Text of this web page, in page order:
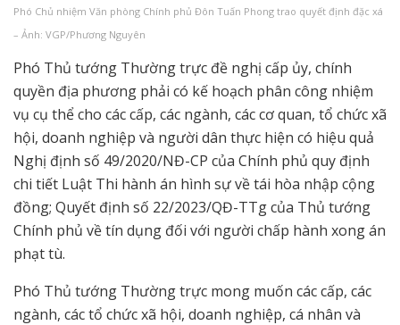
Phó Chủ nhiệm Văn phòng Chính phủ Đôn Tuấn Phong trao quyết định đặc xá
– Ảnh: VGP/Phương Nguyên
Phó Thủ tướng Thường trực đề nghị cấp ủy, chính
quyền địa phương phải có kế hoạch phân công nhiệm
vụ cụ thể cho các cấp, các ngành, các cơ quan, tổ chức xã
hội, doanh nghiệp và người dân thực hiện có hiệu quả
Nghị định số 49/2020/NĐ-CP của Chính phủ quy định
chi tiết Luật Thi hành án hình sự về tái hòa nhập cộng
đồng; Quyết định số 22/2023/QĐ-TTg của Thủ tướng
Chính phủ về tín dụng đối với người chấp hành xong án
phạt tù.
Phó Thủ tướng Thường trực mong muốn các cấp, các
ngành, các tổ chức xã hội, doanh nghiệp, cá nhân và